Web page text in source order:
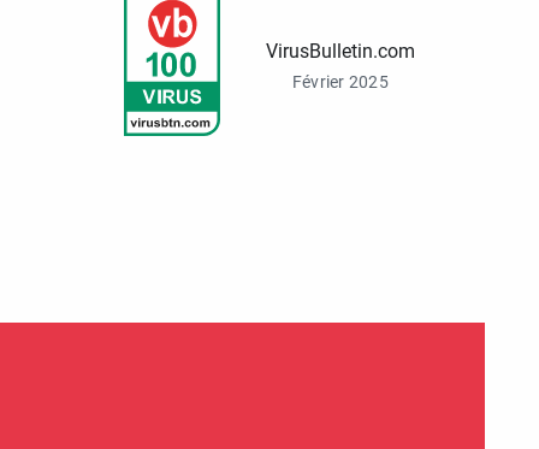
VirusBulletin.com
Février 2025